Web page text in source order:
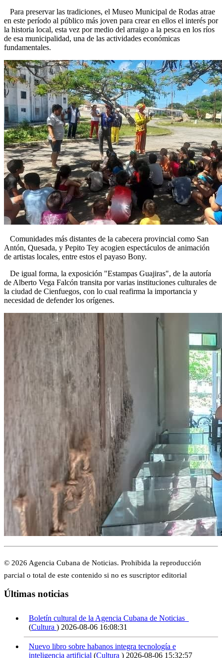
Para preservar las tradiciones, el Museo Municipal de Rodas atrae
en este período al público más joven para crear en ellos el interés por
la historia local, esta vez por medio del arraigo a la pesca en los ríos
de esa municipalidad, una de las actividades económicas
fundamentales.
Comunidades más distantes de la cabecera provincial como San
Antón, Quesada, y Pepito Tey acogien espectáculos de animación
de artistas locales, entre estos el payaso Bony.
De igual forma, la exposición "Estampas Guajiras", de la autoría
de Alberto Vega Falcón transita por varias instituciones culturales de
la ciudad de Cienfuegos, con lo cual reafirma la importancia y
necesidad de defender los orígenes.
© 2026 Agencia Cubana de Noticias. Prohibida la reproducción
parcial o total de este contenido si no es suscriptor editorial
Últimas noticias
Boletín cultural de la Agencia Cubana de Noticias
(Cultura ) 2026-08-06 16:08:31
Nuevo libro sobre habanos integra tecnología e
inteligencia artificial (Cultura ) 2026-08-06 15:32:57